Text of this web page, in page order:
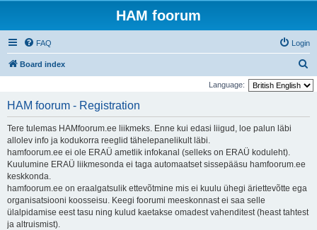
HAM foorum
FAQ Login
Board index
e
Language:
HAM foorum - Registration
Tere tulemas HAMfoorum.ee liikmeks. Enne kui edasi liigud, loe palun läbi
allolev info ja kodukorra reeglid tähelepanelikult läbi.
hamfoorum.ee ei ole ERAÜ ametlik infokanal (selleks on ERAÜ koduleht).
Kuulumine ERAÜ liikmesonda ei taga automaatset sissepääsu hamfoorum.ee
keskkonda.
hamfoorum.ee on eraalgatsulik ettevõtmine mis ei kuulu ühegi äriettevõtte ega
organisatsiooni koosseisu. Keegi foorumi meeskonnast ei saa selle
ülalpidamise eest tasu ning kulud kaetakse omadest vahenditest (heast tahtest
ja altruismist).